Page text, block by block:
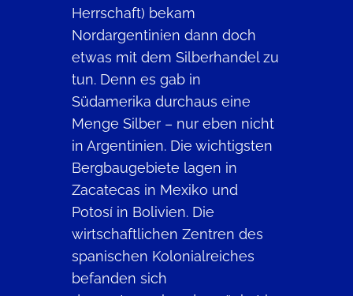
Herrschaft) bekam
Nordargentinien dann doch
etwas mit dem Silberhandel zu
tun. Denn es gab in
Südamerika durchaus eine
Menge Silber – nur eben nicht
in Argentinien. Die wichtigsten
Bergbaugebiete lagen in
Zacatecas in Mexiko und
Potosí in Bolivien. Die
wirtschaftlichen Zentren des
spanischen Kolonialreiches
befanden sich